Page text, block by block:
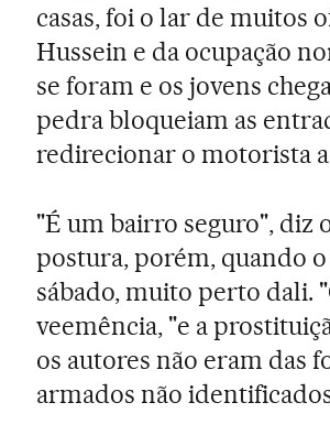
casas, foi o lar de muitos
Hussein e da ocupação
se foram e os jovens
pedra bloqueiam as
redirecionar o motorista
"É um bairro seguro", diz
postura, porém, quando
sábado, muito perto dali.
veemência, "e a
os autores não eram das
armados não